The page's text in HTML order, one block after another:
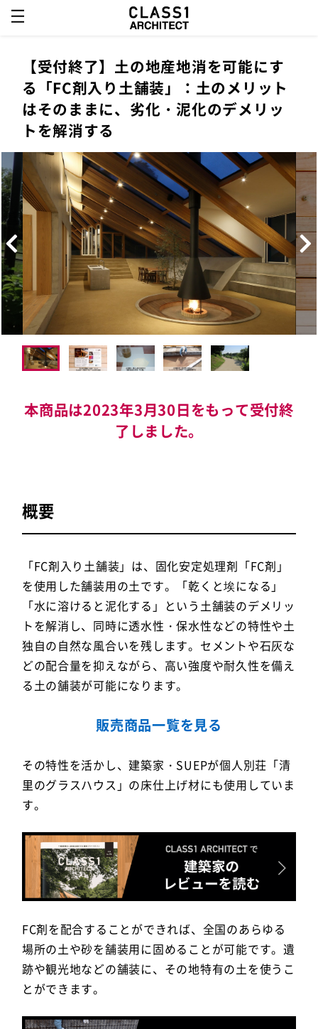
【受付終了】土の地産地消を可能にす
る「FC剤入り土舗装」：土のメリット
はそのままに、劣化・泥化のデメリッ
トを解消する
本商品は2023年3月30日をもって受付終
了しました。
概要
「FC剤入り土舗装」は、固化安定処理剤「FC剤」
を使用した舗装用の土です。「乾くと埃になる」
「水に溶けると泥化する」という土舗装のデメリッ
トを解消し、同時に透水性・保水性などの特性や土
独自の自然な風合いを残します。セメントや石灰な
どの配合量を抑えながら、高い強度や耐久性を備え
る土の舗装が可能になります。
販売商品一覧を見る
その特性を活かし、建築家・SUEPが個人別荘「清
里のグラスハウス」の床仕上げ材にも使用していま
す。
FC剤を配合することができれば、全国のあらゆる
場所の土や砂を舗装用に固めることが可能です。遺
跡や観光地などの舗装に、その地特有の土を使うこ
とができます。